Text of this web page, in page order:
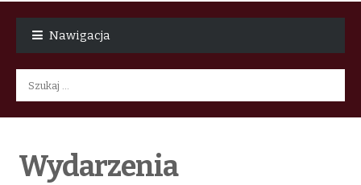
Nawigacja
Szukaj:
Wydarzenia